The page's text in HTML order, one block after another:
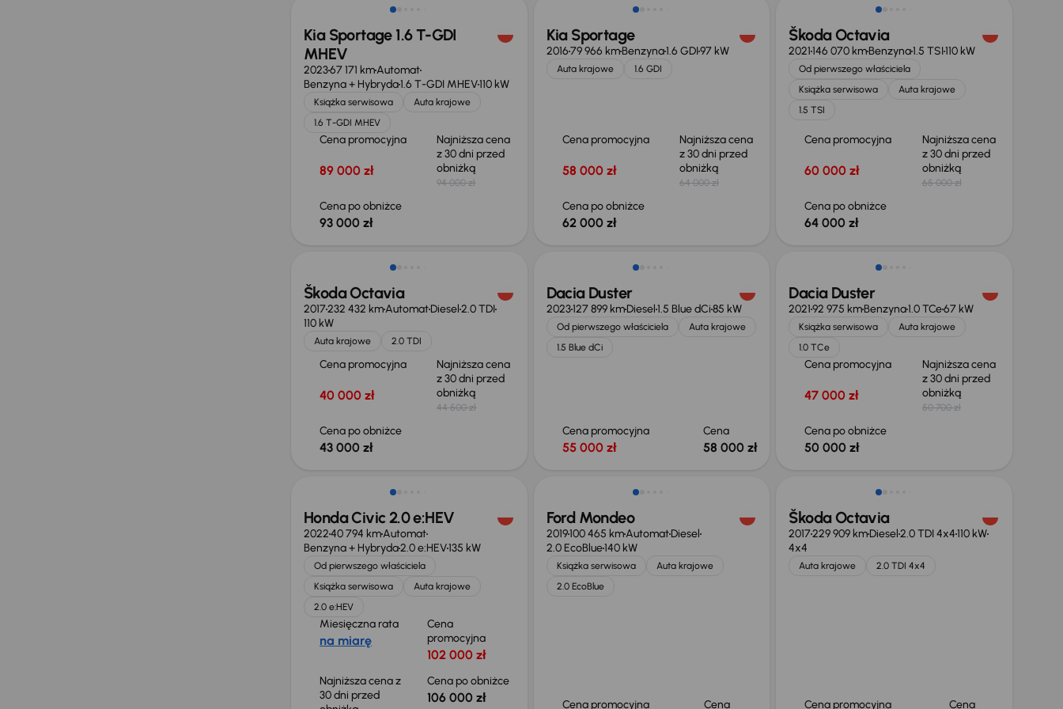
Kia Sportage 1.6 T-GDI
MHEV
202367 171 kmAutomat
Benzyna + Hybryda1.6 T-GDI MHEV110 kW
Książka serwisowa
Auta krajowe
1.6 T-GDI MHEV
Cena promocyjna
89 000 zł
Najniższa cena
z 30 dni przed
obniżką
94 000 zł
Cena po obniżce
93 000 zł
Kia Sportage
201679 966 kmBenzyna1.6 GDI97 kW
Auta krajowe 1.6 GDI
Cena promocyjna
58 000 zł
Najniższa cena
z 30 dni przed
obniżką
64 000 zł
Cena po obniżce
62 000 zł
Škoda Octavia
2021146 070 kmBenzyna1.5 TSI110 kW
Od pierwszego właściciela
Książka serwisowa
Auta krajowe
1.5 TSI
Cena promocyjna
60 000 zł
Najniższa cena
z 30 dni przed
obniżką
65 000 zł
Cena po obniżce
64 000 zł
Škoda Octavia
2017232 432 kmAutomatDiesel2.0 TDI
110 kW
Auta krajowe 2.0 TDI
Cena promocyjna
40 000 zł
Najniższa cena
z 30 dni przed
obniżką
44 500 zł
Cena po obniżce
43 000 zł
Możliwość odliczenia VAT
Dacia Duster
2023127 899 kmDiesel1.5 Blue dCi85 kW
Od pierwszego właściciela
Auta krajowe
1.5 Blue dCi
Cena promocyjna
55 000 zł
Cena
58 000 zł
Taniej o 700 zł
Dacia Duster
202192 975 kmBenzyna1.0 TCe67 kW
Książka serwisowa
Auta krajowe
1.0 TCe
Cena promocyjna
47 000 zł
Najniższa cena
z 30 dni przed
obniżką
50 700 zł
Cena po obniżce
50 000 zł
Honda Civic 2.0 e:HEV
202240 794 kmAutomat
Benzyna + Hybryda2.0 e:HEV135 kW
Od pierwszego właściciela
Książka serwisowa
Auta krajowe
2.0 e:HEV
Miesięczna rata
na miarę
Cena
promocyjna
102 000 zł
Najniższa cena z
30 dni przed
Cena po obniżce
106 000 zł
Ford Mondeo
2019100 465 kmAutomatDiesel
2.0 EcoBlue140 kW
Książka serwisowa
Auta krajowe
2.0 EcoBlue
Cena promocyjna Cena
Škoda Octavia
2017229 909 kmDiesel2.0 TDI 4x4110 kW
4x4
Auta krajowe 2.0 TDI 4x4
Cena promocyjna Cena